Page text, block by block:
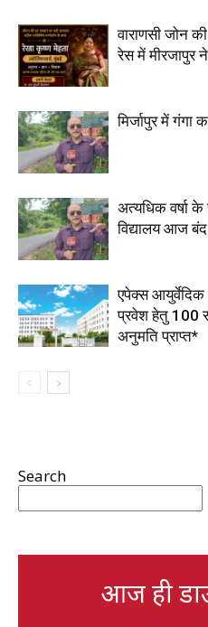
वाराणसी जोन
रेस में मीरजापुर ने
मिर्जापुर में गंगा
अत्यधिक वर्षा
विद्यालय आज बंद
एपेक्स
प्रवेश हेतु 100
अनुमति प्राप्त*
Search
आज ही